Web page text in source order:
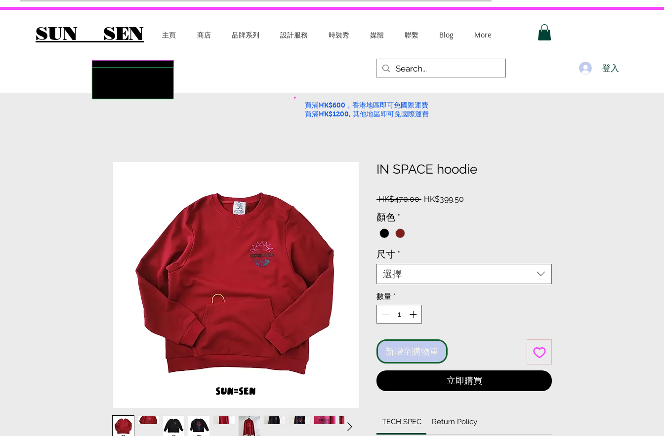
主頁 商店 品牌系列 設計服務 時裝秀 媒體 聯繫 Blog More
SUN SEN
登入
IN SPACE hoodie
HK$470.00 一HK$399.50
顏色 *
尺寸 *
選擇
數量 *
新增至購物車
立即購買
TECH SPEC Return Policy
買滿HK$600，香港地區即可免國際運費
買滿HK$1200, 其他地區即可免國際運費